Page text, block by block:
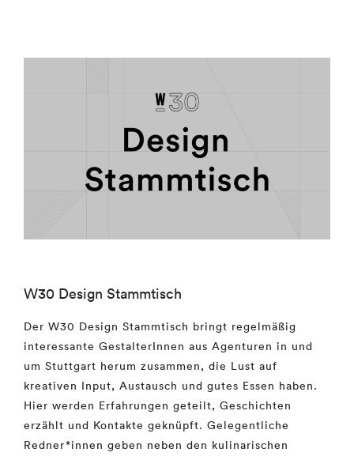
W30 Design Stammtisch
Der W30 Design Stammtisch bringt regelmäßig
interessante GestalterInnen aus Agenturen in und
um Stuttgart herum zusammen, die Lust auf
kreativen Input, Austausch und gutes Essen haben.
Hier werden Erfahrungen geteilt, Geschichten
erzählt und Kontakte geknüpft. Gelegentliche
Redner*innen geben neben den kulinarischen